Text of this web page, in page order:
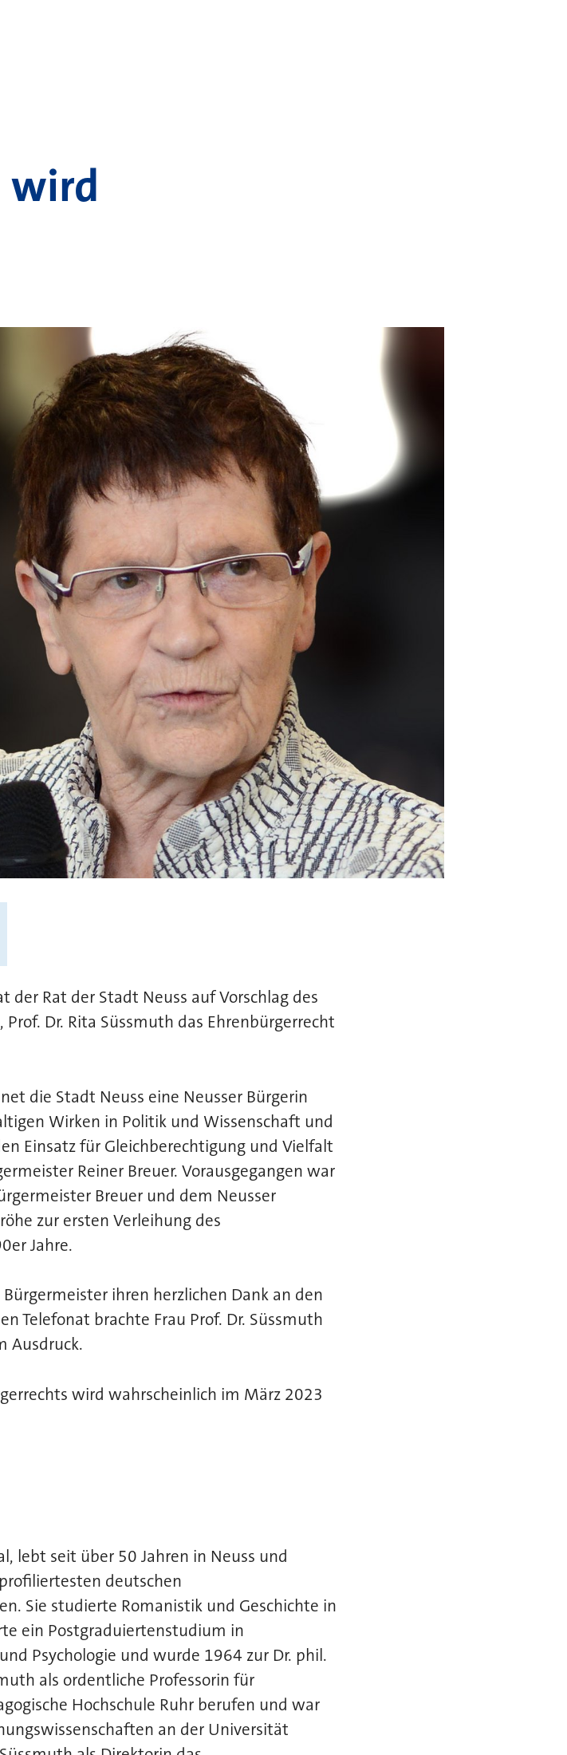
wird
Rat der Stadt Neuss auf Vorschlag des
Dr. Rita Süssmuth das Ehrenbürgerrecht
die Stadt Neuss eine Neusser Bürgerin
Wirken in Politik und Wissenschaft und
Einsatz für Gleichberechtigung und Vielfalt
Reiner Breuer. Vorausgegangen war
Breuer und dem Neusser
zur ersten Verleihung des
Jahre.
ihren herzlichen Dank an den
Telefonat brachte Frau Prof. Dr. Süssmuth
Ausdruck.
wird wahrscheinlich im März 2023
lebt seit über 50 Jahren in Neuss und
deutschen
Sie studierte Romanistik und Geschichte in
ein Postgraduiertenstudium in
Psychologie und wurde 1964 zur Dr. phil.
als ordentliche Professorin für
Hochschule Ruhr berufen und war
an der Universität